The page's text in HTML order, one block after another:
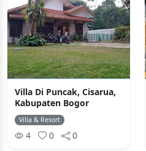
Villa Di Puncak, Cisarua,
Kabupaten Bogor
Villa & Resort
4 0 0